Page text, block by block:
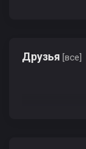
Друзья [все]